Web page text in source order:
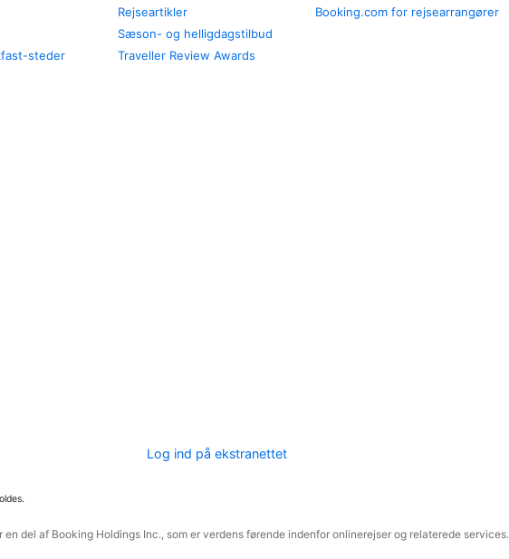
steder
Rejseartikler
Sæson- og helligdagstilbud
Traveller Review Awards
Booking.com for rejsearrangører
Log ind på ekstranettet
en del af Booking Holdings Inc., som er verdens førende indenfor onlinerejser og relaterede services.